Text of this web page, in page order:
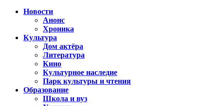
Новости
Анонс
Хроника
Культура
Дом актёра
Литература
Кино
Культурное наследие
Парк культуры и чтения
Образование
Школа и вуз